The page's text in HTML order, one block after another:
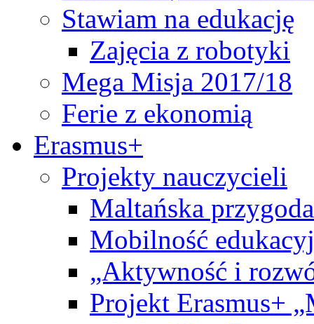
Stawiam na edukację
Zajęcia z robotyki
Mega Misja 2017/18
Ferie z ekonomią
Erasmus+
Projekty nauczycieli
Maltańska
Mobilność
„Aktywność i
Projekt Erasmus+